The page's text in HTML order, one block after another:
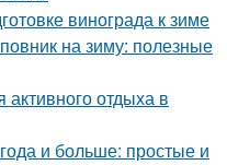
винограда к зиме
на зиму: полезные
отдыха в
и больше: простые и